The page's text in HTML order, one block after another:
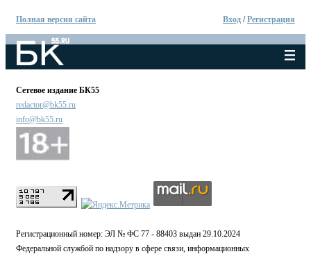
Полная версия сайта Вход /Регистрация
Сетевое издание БК55
redactor@bk55.ru
info@bk55.ru
Регистрационный номер: ЭЛ № ФС 77 - 88403 выдан 29.10.2024
Федеральной службой по надзору в сфере связи, информационных